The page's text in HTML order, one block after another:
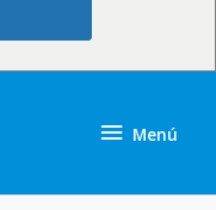
Menú